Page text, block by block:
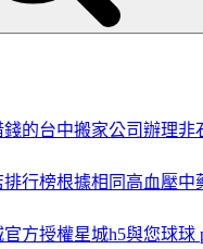
錢的台中搬家公司辦理非
行榜根據相同高血壓中
方授權星城h5與您球球